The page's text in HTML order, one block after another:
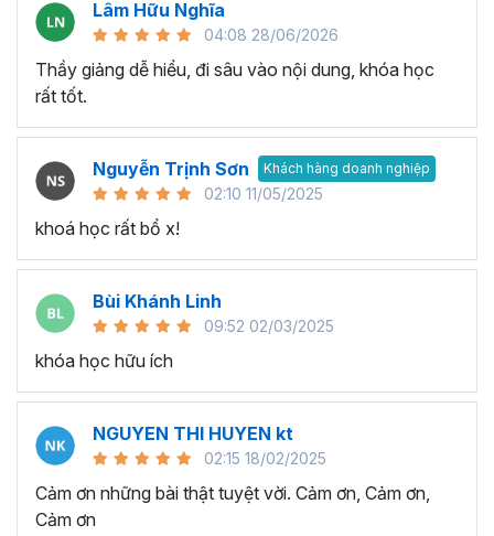
Execel giúp gia tăng hiệu suất làm việc hiệu quả
Đưa ra quyết định thông minh:
giúp bạn có cái nhìn rõ ràng về tình hình và xu hướng. Nhờ
đó thay vì đưa ra quyết định trên suy đoán thiếu tính
chính xác và logic, thì bạn ra quyết định dựa trên dữ liệu
có tính logic cao từ đó giúp tối ưu hóa kết quả và đạt
trong chương trình đào tạo Excel này bạn có thể làm chủ
công cụ và tính năng Excel nâng cao, từ đó tối ưu hóa
quy trình làm việc và tự động hóa các tác vụ lặp đi lặp lại.
Nhờ vậy sẽ giúp giảm thiểu lỗi và tăng hiệu suất làm việc
Lâm Hữu Nghĩa
04:08 28/06/2026
Thầy giảng dễ hiểu, đi sâu vào nội dung, khóa học
rất tốt.
Nguyễn Trịnh Sơn Khách hàng doanh nghiệp
02:10 11/05/2025
khoá học rất bổ x!
Bùi Khánh Linh
09:52 02/03/2025
khóa học hữu ích
NGUYEN THI HUYEN kt
02:15 18/02/2025
Cảm ơn những bài thật tuyệt vời. Cảm ơn, Cảm ơn,
Cảm ơn